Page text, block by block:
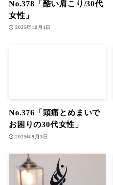
No.378「酷い肩こり/30代
女性」
2025年10月1日
No.376「頭痛とめまいで
お困りの30代女性」
2025年9月3日